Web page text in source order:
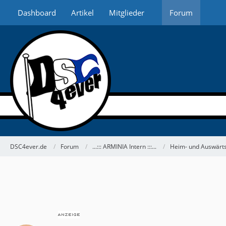
Dashboard Artikel Mitglieder Forum
DSC4ever.de Forum ...::: ARMINIA Intern :::... Heim- und